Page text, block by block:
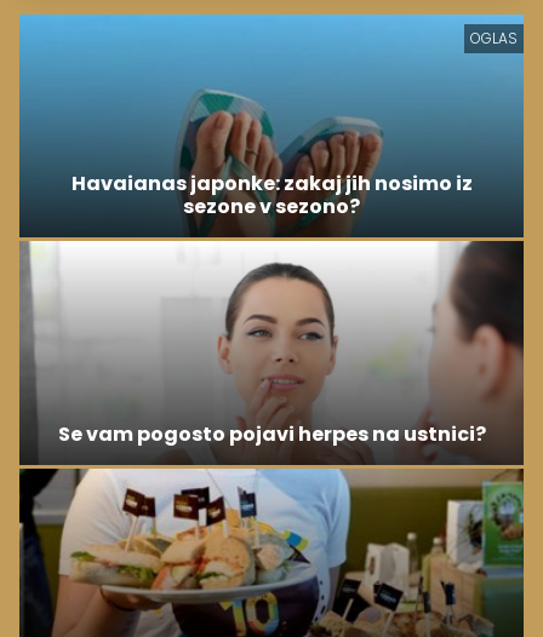
OGLAS
Havaianas japonke: zakaj jih nosimo iz
sezone v sezono?
Se vam pogosto pojavi herpes na ustnici?